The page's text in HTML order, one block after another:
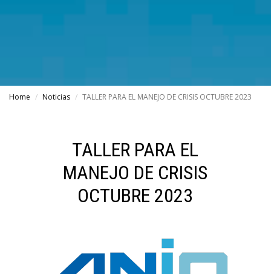
Home Noticias TALLER PARA EL MANEJO DE CRISIS OCTUBRE 2023
TALLER PARA EL
MANEJO DE CRISIS
OCTUBRE 2023